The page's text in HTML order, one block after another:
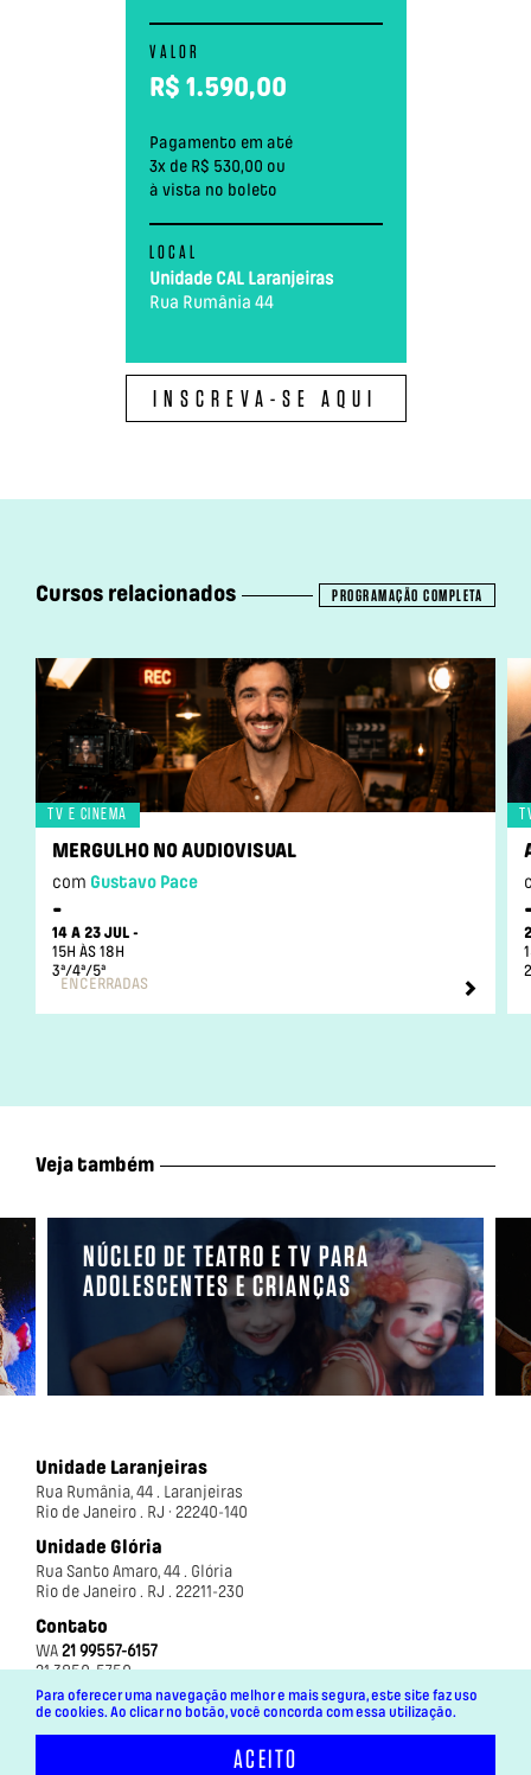
VALOR
R$ 1.590,00
Pagamento em até
3x de R$ 530,00 ou
à vista no boleto
LOCAL
Unidade CAL Laranjeiras
Rua Rumânia 44
INSCREVA-SE AQUI
Cursos relacionados PROGRAMAÇÃO COMPLETA
Tv e Cinema
MERGULHO NO AUDIOVISUAL
com Gustavo Pace
-
14 A 23 JUL -
15H ÀS 18H
3ª/4ª/5ª
ENCERRADAS
Veja também
NÚCLEO DE TEATRO E TV PARA
ADOLESCENTES E CRIANÇAS
Unidade Laranjeiras
Rua Rumânia, 44 . Laranjeiras
Rio de Janeiro . RJ · 22240-140
Unidade Glória
Rua Santo Amaro, 44 . Glória
Rio de Janeiro . RJ . 22211-230
Contato
WA 21 99557-6157
21 3850-5750
Para oferecer uma navegação melhor e mais segura, este site faz uso
de cookies. Ao clicar no botão, você concorda com essa utilização.
ACEITO